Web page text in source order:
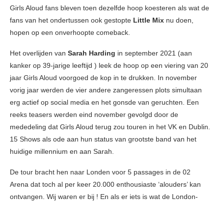
Girls Aloud fans bleven toen dezelfde hoop koesteren als wat de
fans van het ondertussen ook gestopte Little Mix nu doen,
hopen op een onverhoopte comeback.
Het overlijden van Sarah Harding in september 2021 (aan
kanker op 39-jarige leeftijd ) leek de hoop op een viering van 20
jaar Girls Aloud voorgoed de kop in te drukken. In november
vorig jaar werden de vier andere zangeressen plots simultaan
erg actief op social media en het gonsde van geruchten. Een
reeks teasers werden eind november gevolgd door de
mededeling dat Girls Aloud terug zou touren in het VK en Dublin.
15 Shows als ode aan hun status van grootste band van het
huidige millennium en aan Sarah.
De tour bracht hen naar Londen voor 5 passages in de 02
Arena dat toch al per keer 20.000 enthousiaste ‘alouders’ kan
ontvangen. Wij waren er bij ! En als er iets is wat de London-